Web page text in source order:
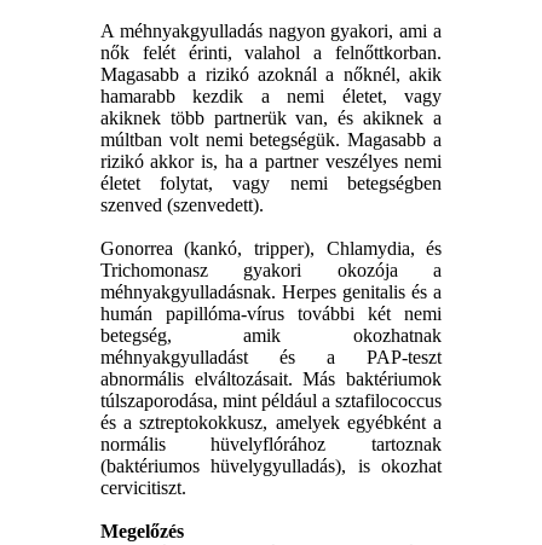
A méhnyakgyulladás nagyon gyakori, ami a
nők felét érinti, valahol a felnőttkorban.
Magasabb a rizikó azoknál a nőknél, akik
hamarabb kezdik a nemi életet, vagy
akiknek több partnerük van, és akiknek a
múltban volt nemi betegségük. Magasabb a
rizikó akkor is, ha a partner veszélyes nemi
életet folytat, vagy nemi betegségben
szenved (szenvedett).
Gonorrea (kankó, tripper), Chlamydia, és
Trichomonasz gyakori okozója a
méhnyakgyulladásnak. Herpes genitalis és a
humán papillóma-vírus további két nemi
betegség, amik okozhatnak
méhnyakgyulladást és a PAP-teszt
abnormális elváltozásait. Más baktériumok
túlszaporodása, mint például a sztafilococcus
és a sztreptokokkusz, amelyek egyébként a
normális hüvelyflórához tartoznak
(baktériumos hüvelygyulladás), is okozhat
cervicitiszt.
Megelőzés